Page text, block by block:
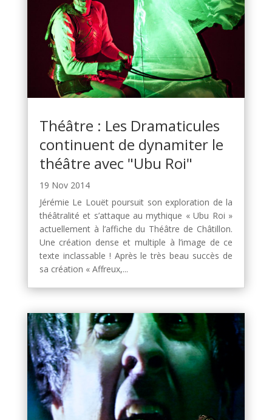
Théâtre : Les Dramaticules
continuent de dynamiter le
théâtre avec "Ubu Roi"
19 Nov 2014
Jérémie Le Louët poursuit son exploration de la
théâtralité et s’attaque au mythique « Ubu Roi »
actuellement à l’affiche du Théâtre de Châtillon.
Une création dense et multiple à l’image de ce
texte inclassable ! Après le très beau succès de
sa création « Affreux,...